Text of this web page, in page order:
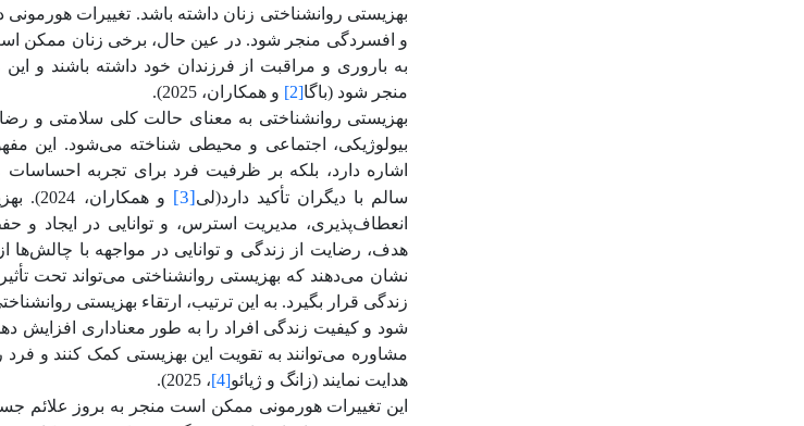
بهزیستی روانشناختی زنان داشته باشد. تغییرات
و افسردگی منجر شود. در عین حال، برخی زنان ممکن
به باروری و مراقبت از فرزندان خود داشته باشند و
منجر شود (باگا[2] و همکاران، 2025).
بهزیستی روانشناختی به معنای حالت کلی سلامتی و
بیولوژیکی، اجتماعی و محیطی شناخته می‌شود. این
اشاره دارد، بلکه بر ظرفیت فرد برای تجربه
سالم با دیگران تأکید دارد(لی[3]
و
انعطاف‌پذیری، مدیریت استرس، و توانایی در ایجاد
هدف، رضایت از زندگی و توانایی در مواجهه با چالش‌ها
نشان می‌دهند که بهزیستی روانشناختی می‌تواند تحت
زندگی قرار بگیرد. به این ترتیب، ارتقاء بهزیستی
شود و کیفیت زندگی افراد را به طور معناداری افزایش
مشاوره می‌توانند به تقویت این بهزیستی کمک کنند و
هدایت نمایند (زانگ و ژیائو[4]، 2025).
این تغییرات هورمونی ممکن است منجر به بروز علائم